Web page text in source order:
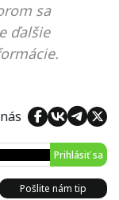
sa
ďalšie
Prihlásiť sa
Pošlite nám tip